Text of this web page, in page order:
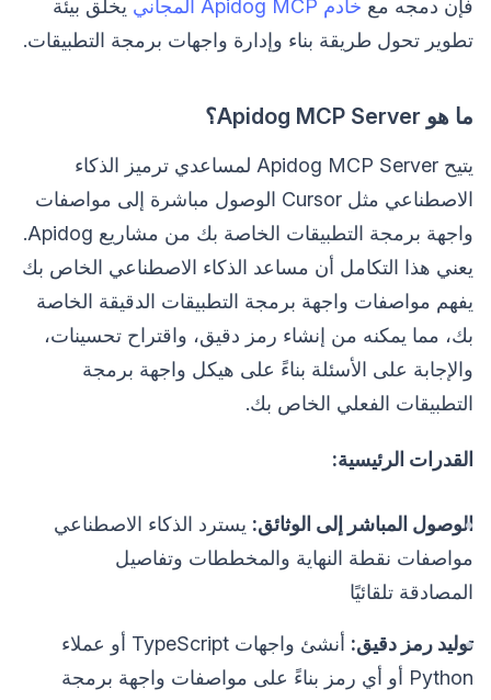
فإن دمجه مع خادم Apidog MCP المجاني
يخلق بيئة
تطوير تحول طريقة بناء وإدارة واجهات برمجة التطبيقات.
ما هو Apidog MCP Server؟
يتيح Apidog MCP Server لمساعدي ترميز الذكاء
الاصطناعي مثل Cursor الوصول مباشرة إلى مواصفات
واجهة برمجة التطبيقات الخاصة بك من مشاريع Apidog.
يعني هذا التكامل أن مساعد الذكاء الاصطناعي الخاص بك
يفهم مواصفات واجهة برمجة التطبيقات الدقيقة الخاصة
بك، مما يمكنه من إنشاء رمز دقيق، واقتراح تحسينات،
والإجابة على الأسئلة بناءً على هيكل واجهة برمجة
التطبيقات الفعلي الخاص بك.
القدرات الرئيسية:
الوصول المباشر إلى الوثائق: يسترد الذكاء الاصطناعي
مواصفات نقطة النهاية والمخططات وتفاصيل
المصادقة تلقائيًا
توليد رمز دقيق:
أنشئ واجهات TypeScript أو عملاء
Python أو أي رمز بناءً على مواصفات واجهة برمجة